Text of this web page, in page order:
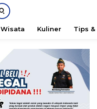
Wisata Kuliner Tips &